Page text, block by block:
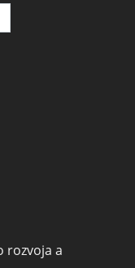
rozvoja a